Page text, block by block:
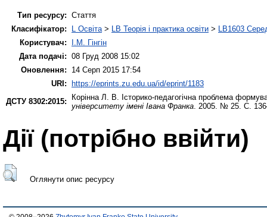
Тип ресурсу: Стаття
Класифікатор:
L Освіта > LB Теорія і практика освіти > LB1603
Користувач:
І.М. Гінгін
Дата подачі: 08 Груд 2008 15:02
Оновлення:
14 Серп 2015 17:54
URI: https://eprints.zu.edu.ua/id/eprint/1183
ДСТУ 8302:2015:
Корінна Л. В.
Історико-педагогічна проблема
університету імені Івана Франка . 2005. № 25. С.
Дії ​​(потрібно ввійти)
Оглянути опис ресурсу